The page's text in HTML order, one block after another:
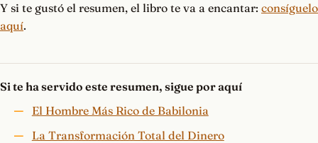
Y si te gustó el resumen, el libro te va a encantar: consíguelo
aquí.
Si te ha servido este resumen, sigue por aquí
El Hombre Más Rico de Babilonia
La Transformación Total del Dinero